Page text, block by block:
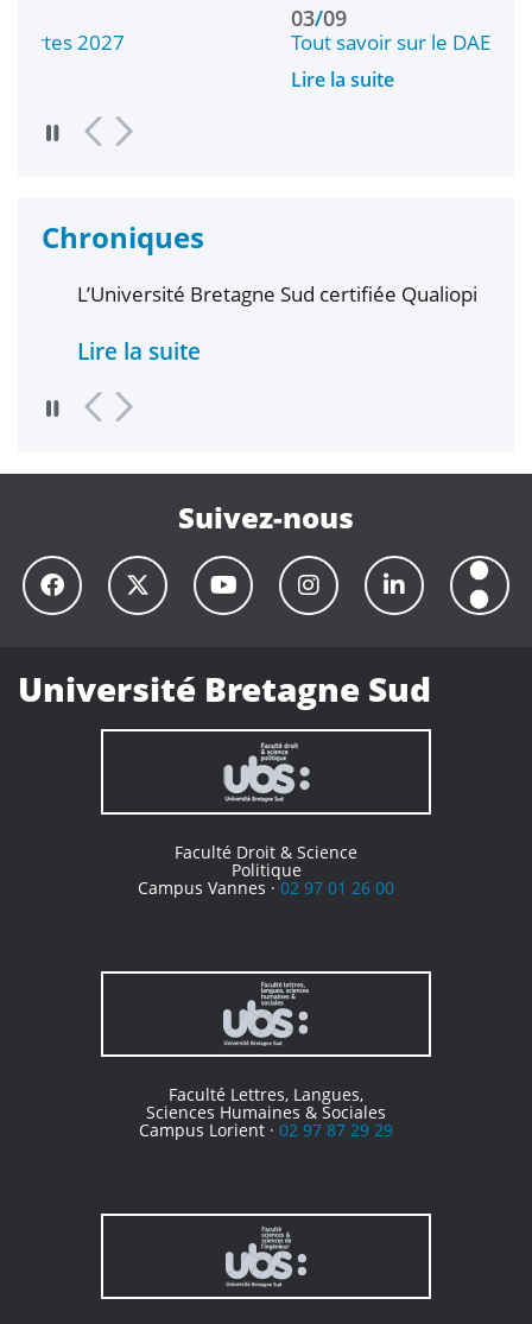
Tout savoir sur le DAEU
Chroniques
L’Université Bretagne Sud certifiée Qualiopi
Lire la suite
Suivez-nous
Université Bretagne Sud
Faculté Droit & Science
Politique
Campus Vannes ·02 97 01 26 00
Faculté Lettres, Langues,
Sciences Humaines & Sociales
Campus Lorient · 02 97 87 29 29